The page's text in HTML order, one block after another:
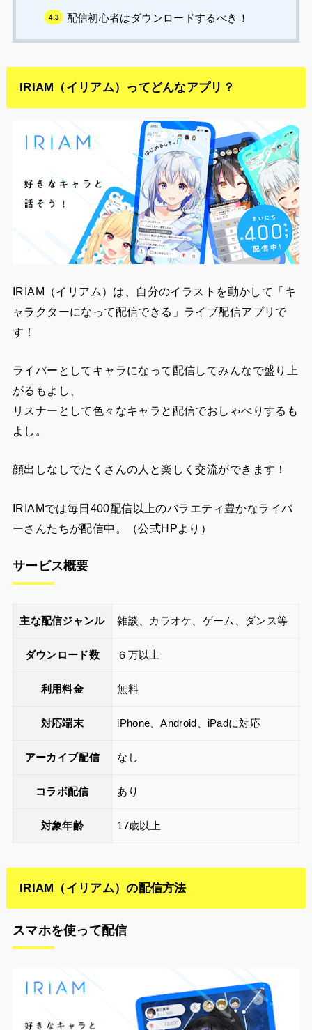
配信初心者はダウンロードするべき！
IRIAM（イリアム）ってどんなアプリ？
IRIAM（イリアム）は、自分のイラストを動かして「キ
ャラクターになって配信できる」ライブ配信アプリで
す！
ライバーとしてキャラになって配信してみんなで盛り上
がるもよし、
リスナーとして色々なキャラと配信でおしゃべりするも
よし。
顔出しなしでたくさんの人と楽しく交流ができます！
IRIAMでは毎日400配信以上のバラエティ豊かなライバ
ーさんたちが配信中。（公式HPより）
サービス概要
主な配信ジャンル 雑談、カラオケ、ゲーム、ダンス等
ダウンロード数 ６万以上
利用料金 無料
対応端末 iPhone、Android、iPadに対応
アーカイブ配信 なし
コラボ配信 あり
対象年齢 17歳以上
IRIAM（イリアム）の配信方法
スマホを使って配信